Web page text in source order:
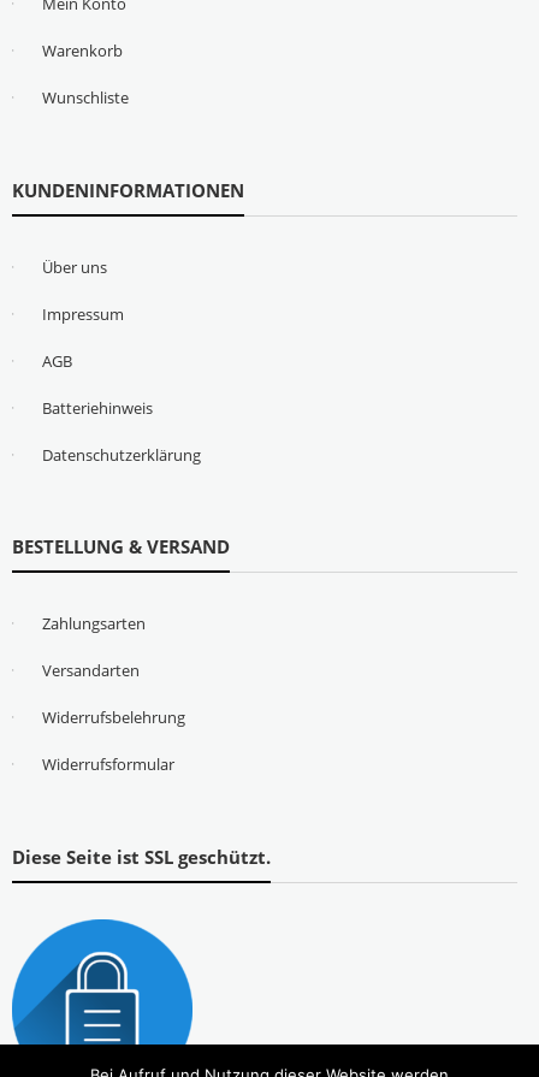
Warenkorb
Wunschliste
KUNDENINFORMATIONEN
Über uns
Impressum
AGB
Batteriehinweis
Datenschutzerklärung
BESTELLUNG & VERSAND
Zahlungsarten
Versandarten
Widerrufsbelehrung
Widerrufsformular
Diese Seite ist SSL geschützt.